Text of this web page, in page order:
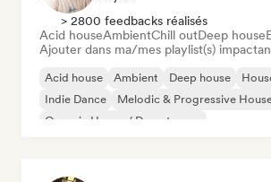
> 2800 feedbacks réalisés
Acid houseAmbientChill outDeep house
Ajouter dans ma/mes playlist(s)
Acid house Ambient Deep house
Indie Dance
Melodic & Progressive
Organic House / Downtempo